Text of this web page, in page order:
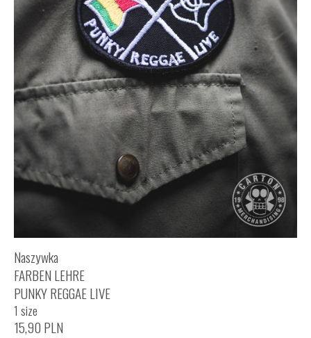
Naszywka
FARBEN LEHRE
PUNKY REGGAE LIVE
1 size
15,90 PLN